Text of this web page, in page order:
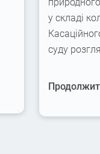
у складі
суду